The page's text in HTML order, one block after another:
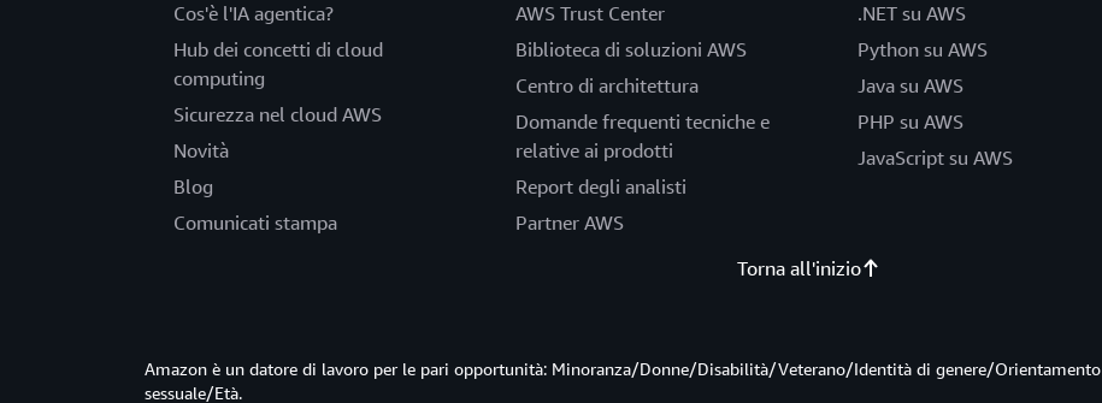
Cos'è l'IA agentica?
Hub dei concetti di cloud
computing
Sicurezza nel cloud AWS
Novità
Blog
Comunicati stampa
AWS Trust Center
Biblioteca di soluzioni AWS
Centro di architettura
Domande frequenti tecniche e
relative ai prodotti
Report degli analisti
Partner AWS
.NET su AWS
Python su AWS
Java su AWS
PHP su AWS
JavaScript su AWS
Torna all'inizio
Amazon è un datore di lavoro per le pari opportunità: Minoranza/Donne/Disabilità/Veterano/Identità di genere/Orientamento
sessuale/Età.